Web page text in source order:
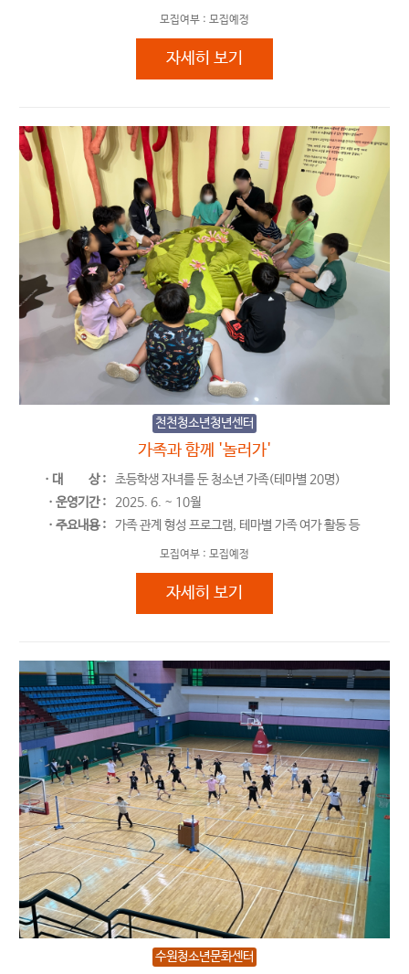
모집여부 : 모집예정
가족화목활동 '패밀리가 떴다'
자세히 보기
천천청소년청년센터
가족과 함께 '놀러가'
ㆍ대 상 :
초등학생 자녀를 둔 청소년 가족(테마별 20명)
ㆍ운영기간 :
2025. 6. ~ 10월
ㆍ주요내용 :
가족 관계 형성 프로그램, 테마별 가족 여가 활동 등
모집여부 : 모집예정
가족과 함께 '놀러가'
자세히 보기
수원청소년문화센터